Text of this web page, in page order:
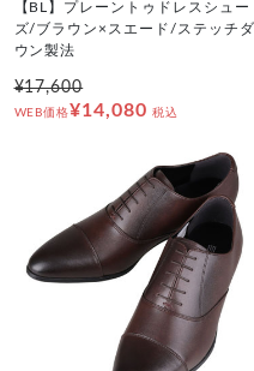
【BL】プレーントゥドレスシュー
ズ/ブラウン×スエード/ステッチダ
ウン製法
¥17,600
WEB価格¥14,080 税込